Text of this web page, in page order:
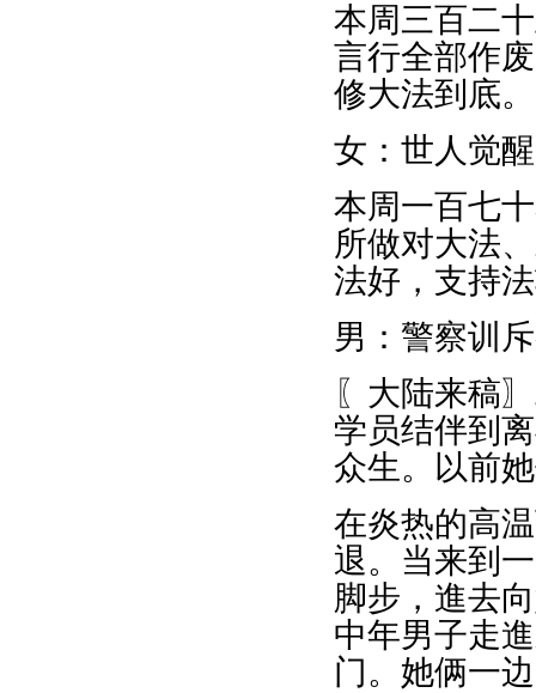
本周三百二
言行全部作
修大法到底。
女：世人觉醒
本周一百七
所做对大法
法好，支持
男：警察训
〖大陆来稿
学员结伴到
众生。以前
在炎热的高
退。当来到
脚步，進去
中年男子走
门。她俩一